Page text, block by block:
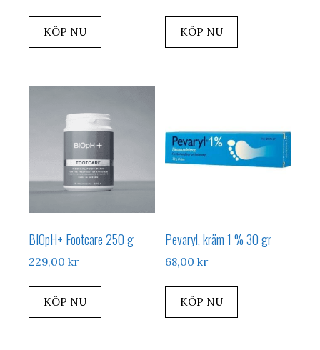
KÖP NU KÖP NU
BIOpH+ Footcare 250 g
229,00 kr
KÖP NU
Pevaryl, kräm 1 % 30 gr
68,00kr
KÖP NU